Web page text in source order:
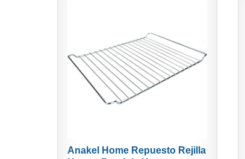
Anakel Home Repuesto Rejilla